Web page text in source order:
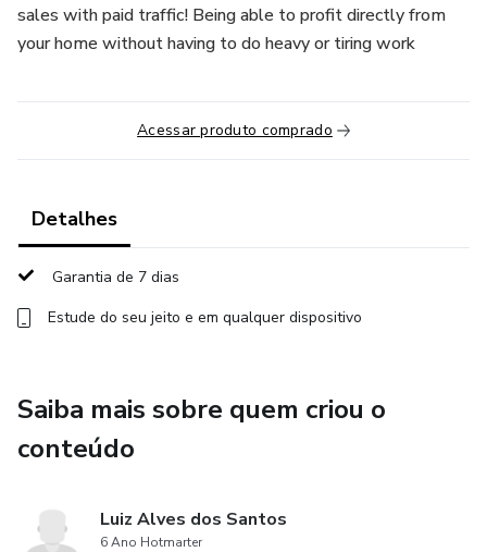
sales with paid traffic! Being able to profit directly from
your home without having to do heavy or tiring work
Acessar produto comprado
Detalhes
Garantia de 7 dias
Estude do seu jeito e em qualquer dispositivo
Saiba mais sobre quem criou o
conteúdo
Luiz Alves dos Santos
6 Ano Hotmarter